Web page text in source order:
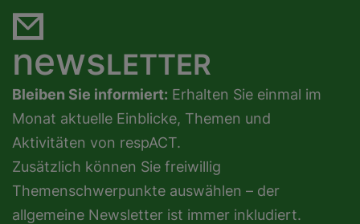
newsLETTER
Bleiben Sie informiert: Erhalten Sie einmal im
Monat aktuelle Einblicke, Themen und
Aktivitäten von respACT.
Zusätzlich können Sie freiwillig
Themenschwerpunkte auswählen – der
allgemeine Newsletter ist immer inkludiert.